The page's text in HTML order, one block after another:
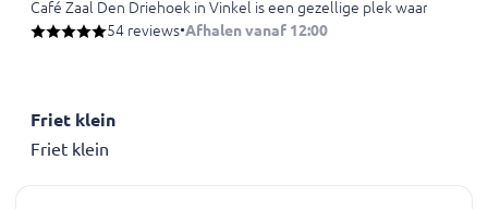
Café Zaal Den Driehoek in Vinkel is een gezellige plek waar je
54 reviews•Afhalen vanaf 12:00
Friet klein
Friet klein